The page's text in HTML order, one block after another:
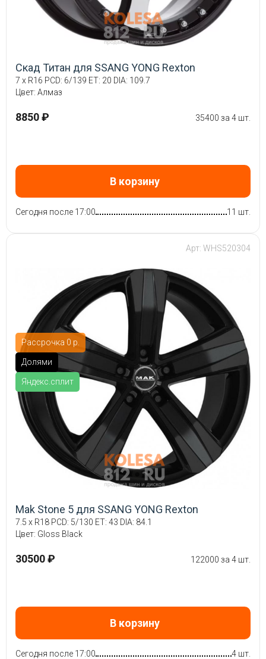
Скад Титан для SSANG YONG Rexton
7 x R16 PCD: 6/139 ET: 20 DIA: 109.7
Цвет: Алмаз
8850 ₽ 35400 за 4 шт.
В корзину
Сегодня после 17:00 11 шт.
Рассрочка 0 р.
Долями
Яндекс.сплит
Арт: WHS520304
Mak Stone 5 для SSANG YONG Rexton
7.5 x R18 PCD: 5/130 ET: 43 DIA: 84.1
Цвет: Gloss Black
30500 ₽ 122000 за 4 шт.
В корзину
Сегодня после 17:00
4 шт.